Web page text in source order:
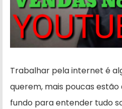
Trabalhar pela internet é
querem, mais poucas
fundo para entender tudo